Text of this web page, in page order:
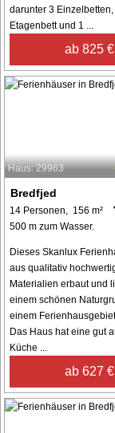
darunter 3 Einzelbetten,
Etagenbett und 1 ...
ab 825 €
Haus: 29963
Bredfjed
14 Personen, 156 m²
500 m zum Wasser.
Dieses Skanlux
aus qualitativ
Materialien erbaut und
einem schönen
einem
Das Haus hat eine gut
Küche ...
ab 627 €